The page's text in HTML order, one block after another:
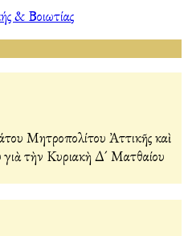
& Βοιωτίας
Μητροπολίτου Ἀττικῆς καὶ
τὴν Κυριακὴ Δ´ Ματθαίου